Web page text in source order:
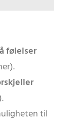
følelser
til